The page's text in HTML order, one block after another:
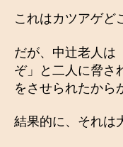
これはカツアゲど
だが、中辻老人は
ぞ」と二人に脅さ
をさせられたから
結果的に、それは